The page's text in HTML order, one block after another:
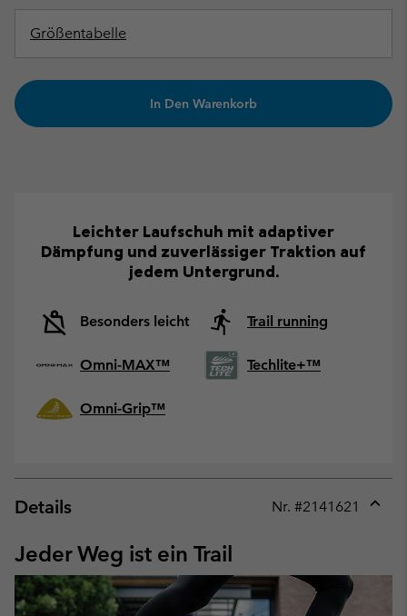
Größentabelle
In Den Warenkorb
Leichter Laufschuh mit adaptiver
Dämpfung und zuverlässiger Traktion auf
jedem Untergrund.
Besonders leicht Trail running
Omni-MAX™ Techlite+™
Omni-Grip™
Details Nr. #2141621
Jeder Weg ist ein Trail